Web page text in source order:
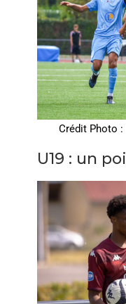
Crédit Photo :
U19 : un